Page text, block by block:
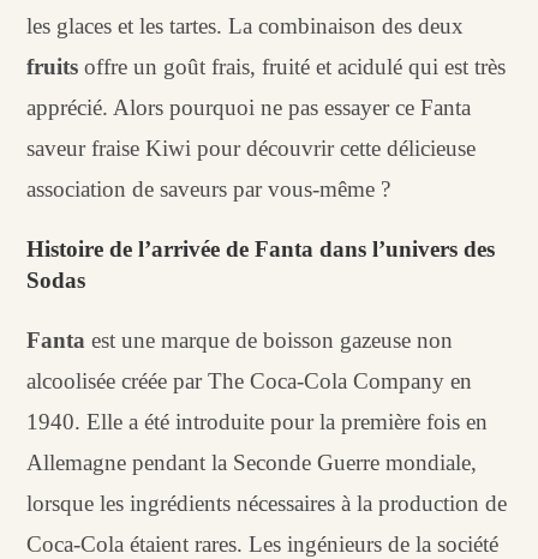
les glaces et les tartes. La combinaison des deux
fruits offre un goût frais, fruité et acidulé qui est très
apprécié. Alors pourquoi ne pas essayer ce Fanta
saveur fraise Kiwi pour découvrir cette délicieuse
association de saveurs par vous-même ?
Histoire de l’arrivée de Fanta dans l’univers des
Sodas
Fanta est une marque de boisson gazeuse non
alcoolisée créée par The Coca-Cola Company en
1940. Elle a été introduite pour la première fois en
Allemagne pendant la Seconde Guerre mondiale,
lorsque les ingrédients nécessaires à la production de
Coca-Cola étaient rares. Les ingénieurs de la société